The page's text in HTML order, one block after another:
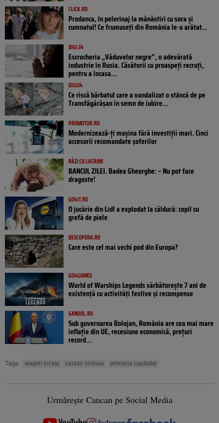
CLICK.RO
Prodanca, în pelerinaj la mănăstiri cu sora și
cumnatul! Ce frumuseți din România le-a arătat...
DIGI 24
Escrocheria „Văduvelor negre”, o adevărată
industrie în Rusia. Căsătorii cu proaspeți recruți,
pentru a încasa...
DIGI24
Ce riscă bărbatul care a vandalizat o stâncă de pe
Transfăgărășan în semn de iubire...
PROMOTOR.RO
Modernizează-ți mașina fără investiții mari. Cinci
accesorii recomandate șoferilor
RÂZI CU LACRIMI
BANCUL ZILEI. Badea Gheorghe: – Nu pot face
dragoste!
GO4IT.RO
O jucărie din Lidl a explodat la căldură: copil cu
grefă de piele
DESCOPERA.RO
Care este cel mai vechi pod din Europa?
GO4GAMES
World of Warships Legends sărbătorește 7 ani de
existență cu activități festive și recompense
GANDUL.RO
Sub guvernarea Bolojan, România are cea mai mare
inflație din UE, recesiune economică, prețuri
record...
Tags: alegeri locale catalin cirstoiu primaria capitalei
Urmărește Cancan pe Social Media